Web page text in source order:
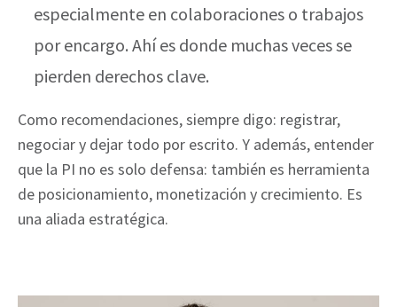
especialmente en colaboraciones o trabajos
por encargo. Ahí es donde muchas veces se
pierden derechos clave.
Como recomendaciones, siempre digo: registrar,
negociar y dejar todo por escrito. Y además, entender
que la PI no es solo defensa: también es herramienta
de posicionamiento, monetización y crecimiento. Es
una aliada estratégica.